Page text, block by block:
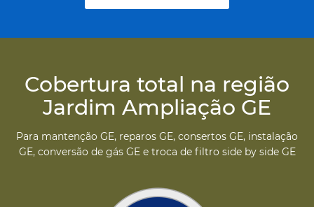
Cobertura total na região
Jardim Ampliação GE
Para mantenção GE, reparos GE, consertos GE, instalação
GE, conversão de gás GE e troca de filtro side by side GE